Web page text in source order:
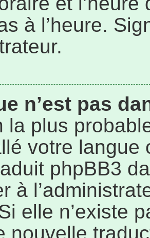
à l’heure.
n’est pas
la plus
votre langue
phpBB3
à
elle n’existe
nouvelle